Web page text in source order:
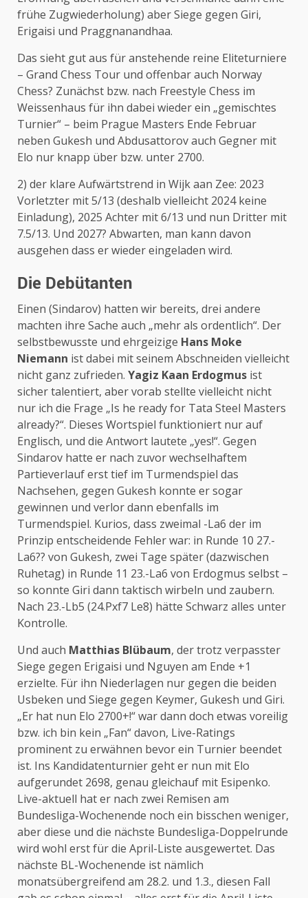
frühe Zugwiederholung) aber Siege gegen Giri,
Erigaisi und Praggnanandhaa.
Das sieht gut aus für anstehende reine Eliteturniere
– Grand Chess Tour und offenbar auch Norway
Chess? Zunächst bzw. nach Freestyle Chess im
Weissenhaus für ihn dabei wieder ein „gemischtes
Turnier“ – beim Prague Masters Ende Februar
neben Gukesh und Abdusattorov auch Gegner mit
Elo nur knapp über bzw. unter 2700.
2) der klare Aufwärtstrend in Wijk aan Zee: 2023
Vorletzter mit 5/13 (deshalb vielleicht 2024 keine
Einladung), 2025 Achter mit 6/13 und nun Dritter mit
7.5/13. Und 2027? Abwarten, man kann davon
ausgehen dass er wieder eingeladen wird.
Die Debütanten
Einen (Sindarov) hatten wir bereits, drei andere
machten ihre Sache auch „mehr als ordentlich“. Der
selbstbewusste und ehrgeizige Hans Moke
Niemann ist dabei mit seinem Abschneiden vielleicht
nicht ganz zufrieden. Yagiz Kaan Erdogmus ist
sicher talentiert, aber vorab stellte vielleicht nicht
nur ich die Frage „Is he ready for Tata Steel Masters
already?“. Dieses Wortspiel funktioniert nur auf
Englisch, und die Antwort lautete „yes!“. Gegen
Sindarov hatte er nach zuvor wechselhaftem
Partieverlauf erst tief im Turmendspiel das
Nachsehen, gegen Gukesh konnte er sogar
gewinnen und verlor dann ebenfalls im
Turmendspiel. Kurios, dass zweimal -La6 der im
Prinzip entscheidende Fehler war: in Runde 10 27.-
La6?? von Gukesh, zwei Tage später (dazwischen
Ruhetag) in Runde 11 23.-La6 von Erdogmus selbst –
so konnte Giri dann taktisch wirbeln und zaubern.
Nach 23.-Lb5 (24.Pxf7 Le8) hätte Schwarz alles unter
Kontrolle.
Und auch Matthias Blübaum, der trotz verpasster
Siege gegen Erigaisi und Nguyen am Ende +1
erzielte. Für ihn Niederlagen nur gegen die beiden
Usbeken und Siege gegen Keymer, Gukesh und Giri.
„Er hat nun Elo 2700+!“ war dann doch etwas voreilig
bzw. ich bin kein „Fan“ davon, Live-Ratings
prominent zu erwähnen bevor ein Turnier beendet
ist. Ins Kandidatenturnier geht er nun mit Elo
aufgerundet 2698, genau gleichauf mit Esipenko.
Live-aktuell hat er nach zwei Remisen am
Bundesliga-Wochenende noch ein bisschen weniger,
aber diese und die nächste Bundesliga-Doppelrunde
wird wohl erst für die April-Liste ausgewertet. Das
nächste BL-Wochenende ist nämlich
monatsübergreifend am 28.2. und 1.3., diesen Fall